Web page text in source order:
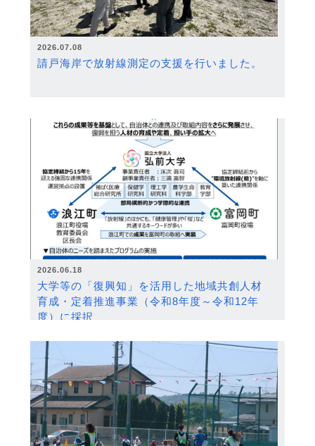
2026.07.08
請戸海岸で放射線測定の支援を行いました。
2026.06.18
大学等の「復興知」を活用した地域共創人材
育成・定着推進事業（令和8年度～令和12年
度）に採択